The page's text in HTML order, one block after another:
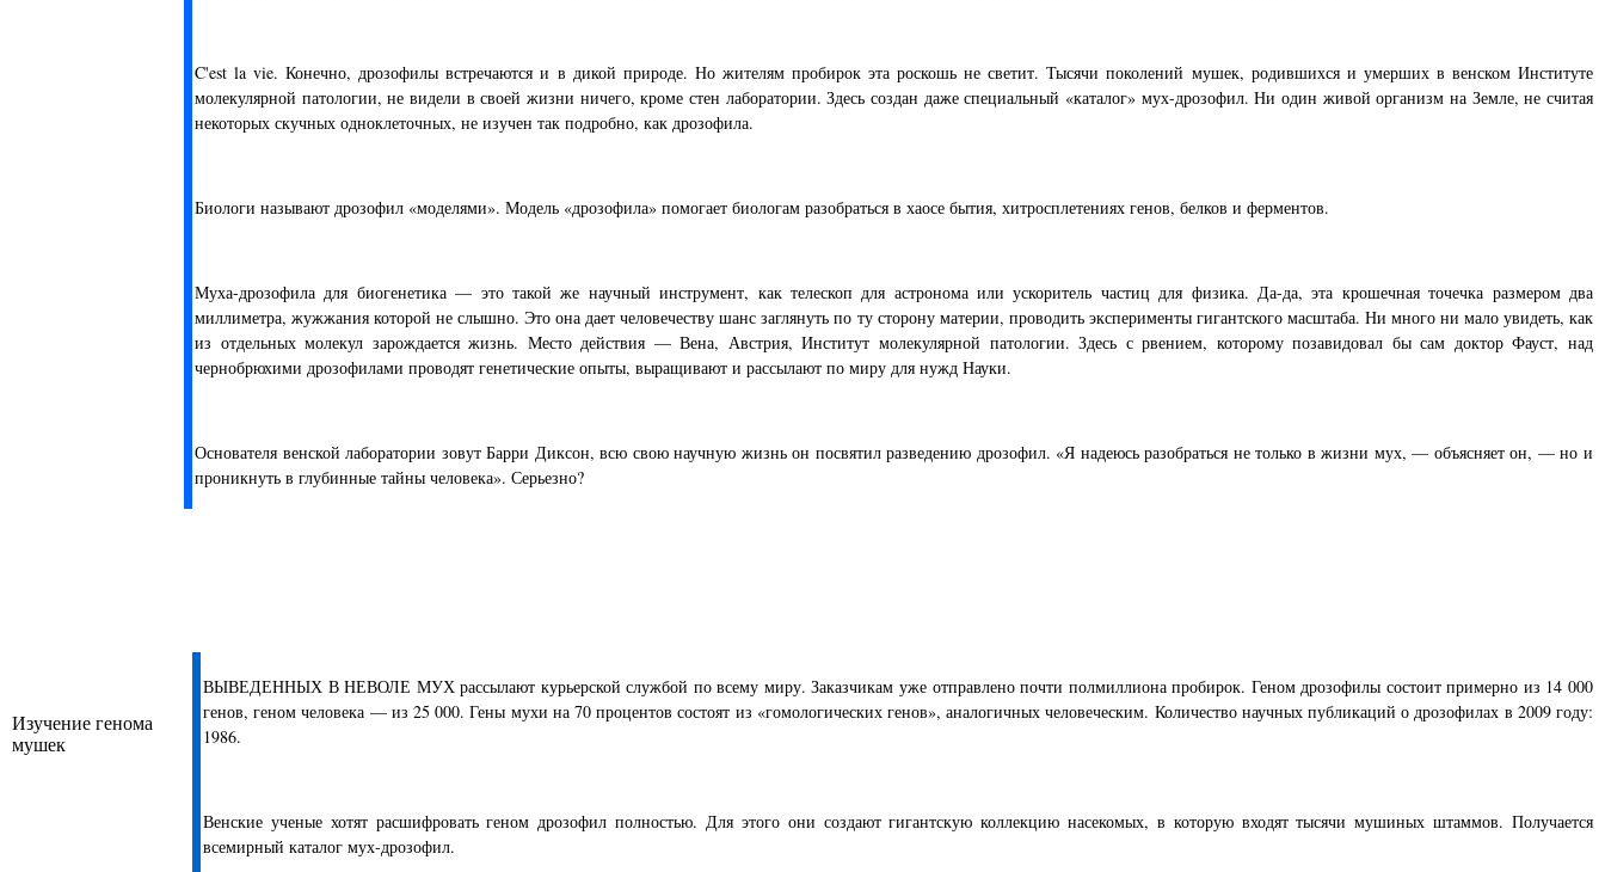
C'est la vie. Конечно, дрозофилы встречаются и в дикой природе. Но жителям пробирок эта роскошь не светит. Тысячи поколений мушек, родившихся и умерших в венском Институте
молекулярной патологии, не видели в своей жизни ничего, кроме стен лаборатории. Здесь создан даже специальный «каталог» мух-дрозофил. Ни один живой организм на Земле, не считая
некоторых скучных одноклеточных, не изучен так подробно, как дрозофила.
Биологи называют дрозофил «моделями». Модель «дрозофила» помогает биологам разобраться в хаосе бытия, хитросплетениях генов, белков и ферментов.
Муха-дрозофила для биогенетика — это такой же научный инструмент, как телескоп для астронома или ускоритель частиц для физика. Да-да, эта крошечная точечка размером два
миллиметра, жужжания которой не слышно. Это она дает человечеству шанс заглянуть по ту сторону материи, проводить эксперименты гигантского масштаба. Ни много ни мало увидеть, как
из отдельных молекул зарождается жизнь. Место действия — Вена, Австрия, Институт молекулярной патологии. Здесь с рвением, которому позавидовал бы сам доктор Фауст, над
чернобрюхими дрозофилами проводят генетические опыты, выращивают и рассылают по миру для нужд Науки.
Основателя венской лаборатории зовут Барри Диксон, всю свою научную жизнь он посвятил разведению дрозофил. «Я надеюсь разобраться не только в жизни мух, — объясняет он, — но и
проникнуть в глубинные тайны человека». Серьезно?
Изучение генома
мушек
ВЫВЕДЕННЫХ В НЕВОЛЕ МУХ рассылают курьерской службой по всему миру. Заказчикам уже отправлено почти полмиллиона пробирок. Геном дрозофилы состоит примерно из 14 000
генов, геном человека — из 25 000. Гены мухи на 70 процентов состоят из «гомологических генов», аналогичных человеческим. Количество научных публикаций о дрозофилах в 2009 году:
1986.
Венские ученые хотят расшифровать геном дрозофил полностью. Для этого они создают гигантскую коллекцию насекомых, в которую входят тысячи мушиных штаммов. Получается
всемирный каталог мух-дрозофил.